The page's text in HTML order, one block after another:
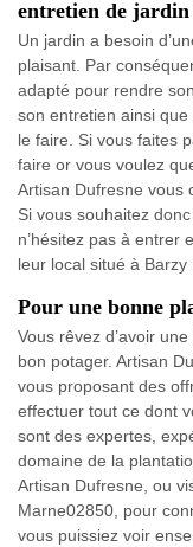
entretien de
Un jardin a besoin
plaisant. Par
adapté pour rendre
son entretien ainsi
le faire. Si vous faites
faire or vous voulez
Artisan Dufresne vous
Si vous souhaitez
n’hésitez pas à entrer
leur local situé à
Pour une bonne
Vous rêvez d’avoir
bon potager. Artisan
vous proposant des
effectuer tout ce dont
sont des expertes,
domaine de la
Artisan Dufresne, ou
Marne02850, pour
vous puissiez voir